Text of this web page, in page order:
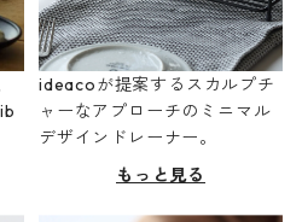
ideacoが提案するスカルプチ
ャーなアプローチのミニマル
デザインドレーナー。
もっと見る